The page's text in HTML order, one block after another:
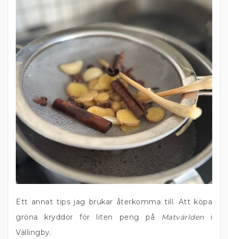
Ett annat tips jag brukar återkomma till. Att köpa
gröna kryddor för liten peng på Matvärldeni
Vällingby.